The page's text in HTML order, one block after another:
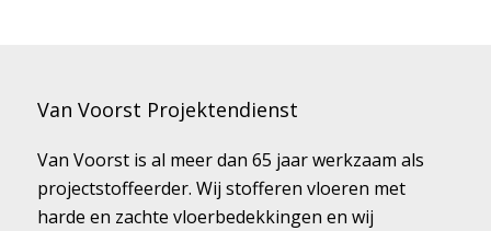
Van Voorst Projektendienst
Van Voorst is al meer dan 65 jaar werkzaam als
projectstoffeerder. Wij stofferen vloeren met
harde en zachte vloerbedekkingen en wij